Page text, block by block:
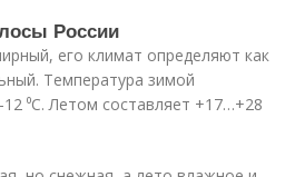
России
его климат определяют как
Температура зимой
⁰С. Летом составляет +17…+28